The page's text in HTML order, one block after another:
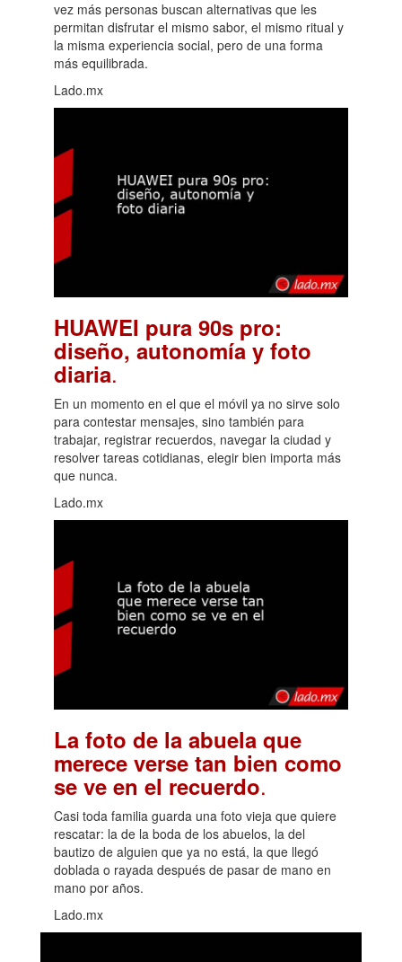
vez más personas buscan alternativas que les
permitan disfrutar el mismo sabor, el mismo ritual y
la misma experiencia social, pero de una forma
más equilibrada.
Lado.mx
HUAWEI pura 90s pro:
diseño, autonomía y foto
diaria.
En un momento en el que el móvil ya no sirve solo
para contestar mensajes, sino también para
trabajar, registrar recuerdos, navegar la ciudad y
resolver tareas cotidianas, elegir bien importa más
que nunca.
Lado.mx
La foto de la abuela que
merece verse tan bien como
se ve en el recuerdo.
Casi toda familia guarda una foto vieja que quiere
rescatar: la de la boda de los abuelos, la del
bautizo de alguien que ya no está, la que llegó
doblada o rayada después de pasar de mano en
mano por años.
Lado.mx